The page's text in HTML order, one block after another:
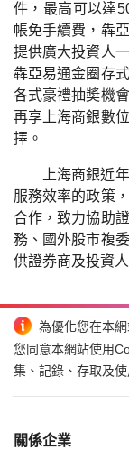
件，最高可以達
帳免手續費，犇
提供廣大投資人
犇亞易通金圈存
各式豪禮抽奬機
再享上海商銀數
擇。
上海商銀近年
服務效率的政策
合作，致力協助
務、國外股市複
供證券商及投資
為優化您在本
您同意本網站使用
集、記錄、存取及
關係企業